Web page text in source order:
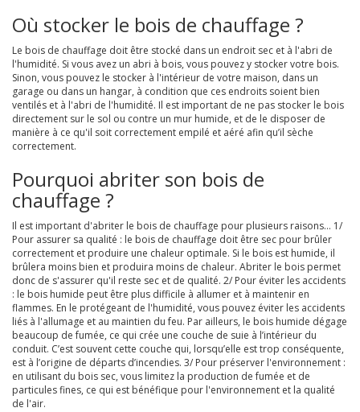
Où stocker le bois de chauffage ?
Le bois de chauffage doit être stocké dans un endroit sec et à l'abri de
l'humidité. Si vous avez un abri à bois, vous pouvez y stocker votre bois.
Sinon, vous pouvez le stocker à l'intérieur de votre maison, dans un
garage ou dans un hangar, à condition que ces endroits soient bien
ventilés et à l'abri de l'humidité. Il est important de ne pas stocker le bois
directement sur le sol ou contre un mur humide, et de le disposer de
manière à ce qu'il soit correctement empilé et aéré afin qu’il sèche
correctement.
Pourquoi abriter son bois de
chauffage ?
Il est important d'abriter le bois de chauffage pour plusieurs raisons… 1/
Pour assurer sa qualité : le bois de chauffage doit être sec pour brûler
correctement et produire une chaleur optimale. Si le bois est humide, il
brûlera moins bien et produira moins de chaleur. Abriter le bois permet
donc de s'assurer qu'il reste sec et de qualité. 2/ Pour éviter les accidents
: le bois humide peut être plus difficile à allumer et à maintenir en
flammes. En le protégeant de l'humidité, vous pouvez éviter les accidents
liés à l'allumage et au maintien du feu. Par ailleurs, le bois humide dégage
beaucoup de fumée, ce qui crée une couche de suie à l’intérieur du
conduit. C’est souvent cette couche qui, lorsqu’elle est trop conséquente,
est à l’origine de départs d’incendies. 3/ Pour préserver l'environnement :
en utilisant du bois sec, vous limitez la production de fumée et de
particules fines, ce qui est bénéfique pour l'environnement et la qualité
de l'air.